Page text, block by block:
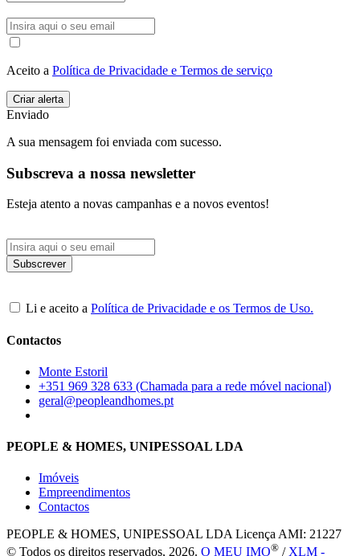
Aceito a Política de Privacidade e Termos de serviço
Enviado
A sua mensagem foi enviada com sucesso.
Subscreva a nossa newsletter
Esteja atento a novas campanhas e a novos eventos!
Li e aceito a Política de Privacidade e os Termos de Uso.
Contactos
Monte Estoril
+351 969 328 633 (Chamada para a rede móvel nacional)
geral@peopleandhomes.pt
PEOPLE & HOMES, UNIPESSOAL LDA
Imóveis
Empreendimentos
Contactos
PEOPLE & HOMES, UNIPESSOAL LDA Licença AMI: 21227
© Todos os direitos reservados, 2026. O MEU IMO® /XLM -